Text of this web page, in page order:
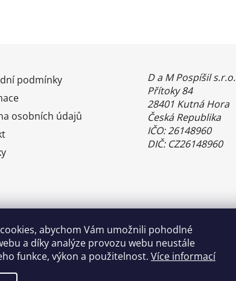
abychom Vám umožnili pohodlné
a díky analýze provozu webu neustále
funkce, výkon a použitelnost. Více informací
podmínky
osobních údajů
D a M Pospíšil s.r.o.
Přítoky 84
28401 Kutná Hora
Česká Republika
IČO: 26148960
DIČ: CZ26148960
Benefity Pluxee - Sodexo